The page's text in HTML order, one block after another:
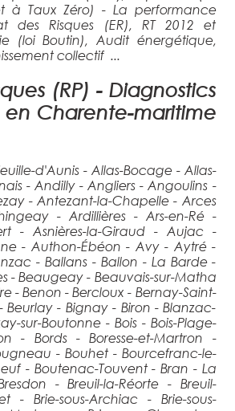
à Taux Zéro) - La performance
des Risques (ER), RT 2012 et
(loi Boutin), Audit énergétique,
collectif ...
(RP) - Diagnostics
en Charente-maritime
d'Aunis - Allas-Bocage - Allas-
- Andilly - Angliers - Angoulins -
- Antezant-la-Chapelle - Arces
- Ardillières - Ars-en-Ré -
- Asnières-la-Giraud - Aujac -
- Authon-Ébéon - Avy - Aytré -
- Ballans - Ballon - La Barde -
- Beaugeay - Beauvais-sur-Matha
- Benon - Bercloux - Bernay-Saint-
Beurlay - Bignay - Biron - Blanzac-
sur-Boutonne - Bois - Bois-Plage-
- Bords - Boresse-et-Martron -
- Bouhet - Bourcefranc-le-
- Boutenac-Touvent - Bran - La
- Breuil-la-Réorte - Breuil-
- Brie-sous-Archiac - Brie-sous-